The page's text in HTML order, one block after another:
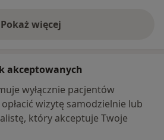
Pokaż więcej
o adresie
akceptowanych
wyłącznie pacjentów
wizytę samodzielnie lub
który akceptuje Twoje